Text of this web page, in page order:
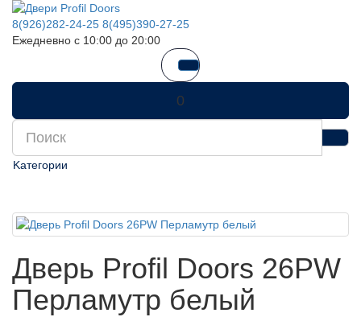
8(926)282-24-25 8(495)390-27-25
Ежедневно с 10:00 до 20:00
0
Kатегории
Дверь Profil Doors 26PW
Перламутр белый